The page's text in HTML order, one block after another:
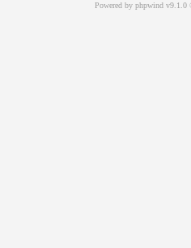
Powered by phpwind v9.1.0